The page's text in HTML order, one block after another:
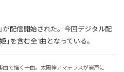
が配信開始された。今回デジタル配
を含む全1曲となっている。
曲で描く一曲。太陽神アマテラスが岩戸に